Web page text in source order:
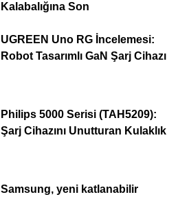
Kalabalığına Son
UGREEN Uno RG İncelemesi:
Robot Tasarımlı GaN Şarj Cihazı
Philips 5000 Serisi (TAH5209):
Şarj Cihazını Unutturan Kulaklık
Samsung, yeni katlanabilir